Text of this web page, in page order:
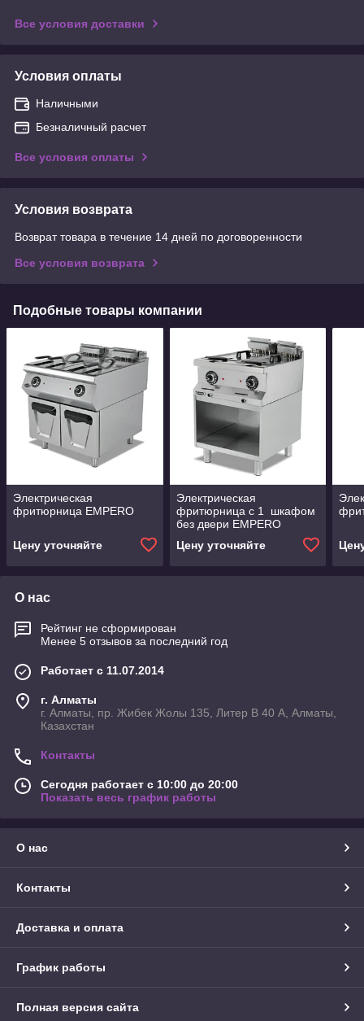
Все условия доставки
Условия оплаты
Наличными
Безналичный расчет
Все условия оплаты
Условия возврата
Возврат товара в течение 14 дней по договоренности
Все условия возврата
Подобные товары компании
Электрическая
фритюрница EMPERO
Цену уточняйте
Электрическая
фритюрница с 1 шкафом
без двери EMPERO
Цену уточняйте
О нас
Рейтинг не сформирован
Менее 5 отзывов за последний год
Работает с 11.07.2014
г. Алматы
г. Алматы, пр. Жибек Жолы 135, Литер В 40 А, Алматы,
Казахстан
Контакты
Сегодня работает с 10:00 до 20:00
Показать весь график работы
О нас
Контакты
Доставка и оплата
График работы
Полная версия сайта